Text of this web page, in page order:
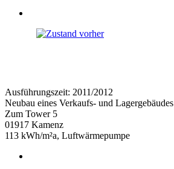
Ausführungszeit: 2011/2012
Neubau eines Verkaufs- und Lagergebäudes
Zum Tower 5
01917 Kamenz
113 kWh/m²a, Luftwärmepumpe